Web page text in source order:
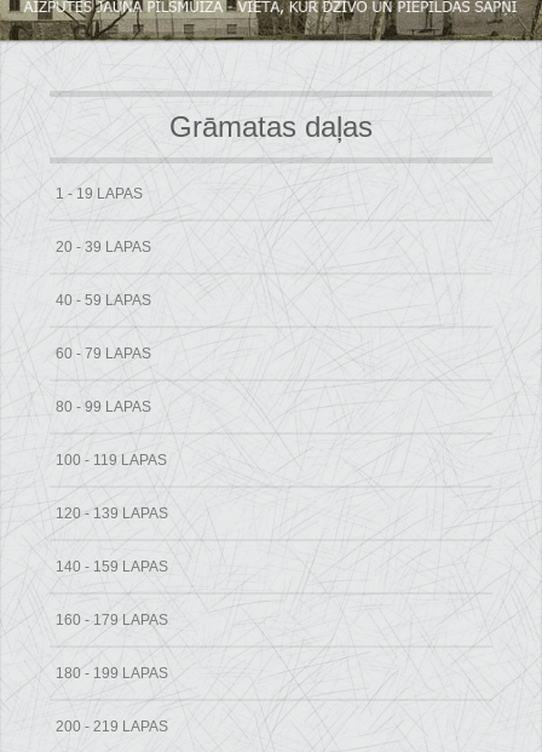
Grāmatas daļas
1 - 19 LAPAS
20 - 39 LAPAS
40 - 59 LAPAS
60 - 79 LAPAS
80 - 99 LAPAS
100 - 119 LAPAS
120 - 139 LAPAS
140 - 159 LAPAS
160 - 179 LAPAS
180 - 199 LAPAS
200 - 219 LAPAS